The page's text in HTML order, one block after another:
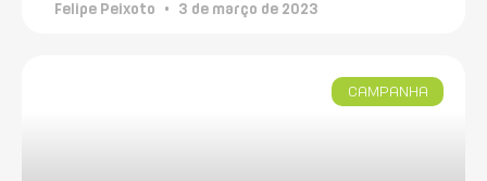
Felipe Peixoto 3 de março de 2023
CAMPANHA